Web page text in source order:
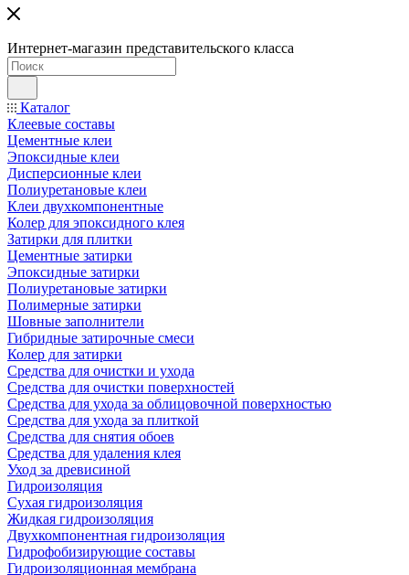
Интернет-магазин представительского класса
Каталог
Клеевые составы
Цементные клеи
Эпоксидные клеи
Дисперсионные клеи
Полиуретановые клеи
Клеи двухкомпонентные
Колер для эпоксидного клея
Затирки для плитки
Цементные затирки
Эпоксидные затирки
Полиуретановые затирки
Полимерные затирки
Шовные заполнители
Гибридные затирочные смеси
Колер для затирки
Средства для очистки и ухода
Средства для очистки поверхностей
Средства для ухода за облицовочной поверхностью
Средства для ухода за плиткой
Средства для снятия обоев
Средства для удаления клея
Уход за древисиной
Гидроизоляция
Сухая гидроизоляция
Жидкая гидроизоляция
Двухкомпонентная гидроизоляция
Гидрофобизирующие составы
Гидроизоляционная мембрана